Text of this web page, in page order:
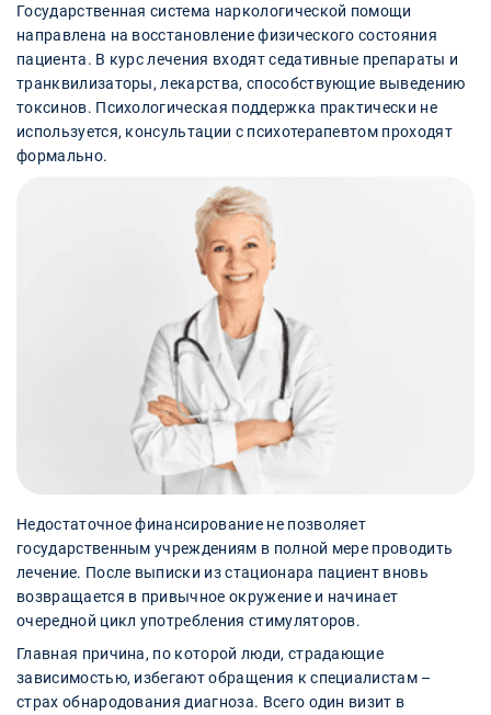
Государственная система наркологической помощи
направлена на восстановление физического состояния
пациента. В курс лечения входят седативные препараты и
транквилизаторы, лекарства, способствующие выведению
токсинов. Психологическая поддержка практически не
используется, консультации с психотерапевтом проходят
формально.
Недостаточное финансирование не позволяет
государственным учреждениям в полной мере проводить
лечение. После выписки из стационара пациент вновь
возвращается в привычное окружение и начинает
очередной цикл употребления стимуляторов.
Главная причина, по которой люди, страдающие
зависимостью, избегают обращения к специалистам –
страх обнародования диагноза. Всего один визит в